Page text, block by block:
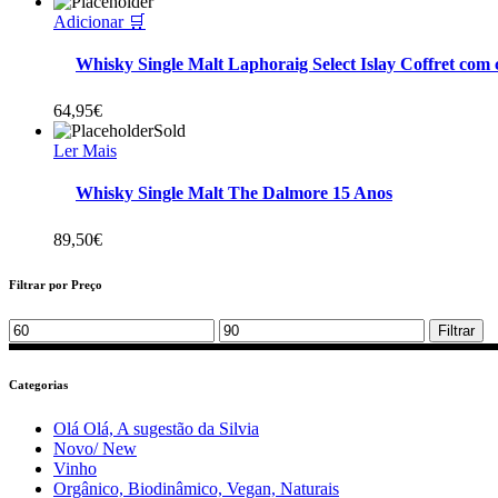
Adicionar 🛒
Whisky Single Malt Laphoraig Select Islay Coffret com
64,95€
Sold
Ler Mais
Whisky Single Malt The Dalmore 15 Anos
89,50€
Filtrar por Preço
Min
price
Max
price
Filtrar
Categorias
Olá Olá, A sugestão da Silvia
Novo/ New
Vinho
Orgânico, Biodinâmico, Vegan, Naturais